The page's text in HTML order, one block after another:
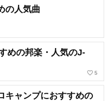
の人気曲
めの邦楽・人気のJ-
favorite_border 5
キャンプにおすすめの